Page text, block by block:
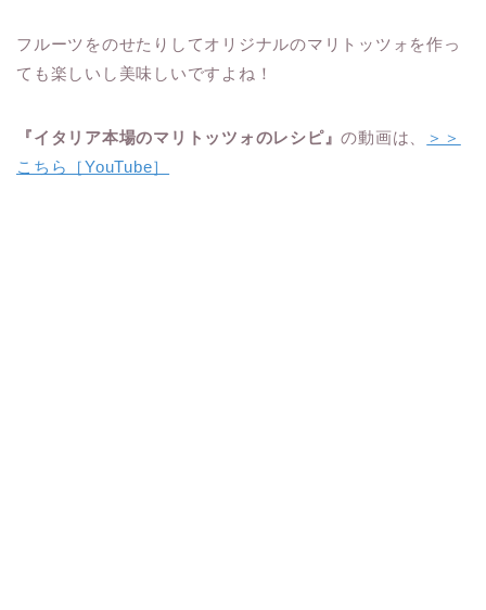
フルーツをのせたりしてオリジナルのマリトッツォを作っ
ても楽しいし美味しいですよね！
『イタリア本場のマリトッツォのレシピ』の動画は、
＞＞
こちら［YouTube］